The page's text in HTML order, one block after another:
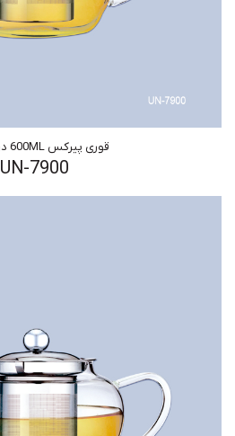
قوری پیرکس 600ML درب بامبو
UN-7900